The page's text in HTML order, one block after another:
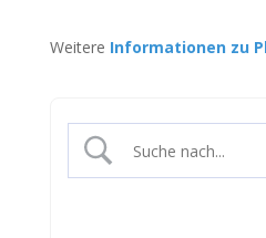
Weitere Informationen zu